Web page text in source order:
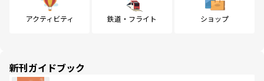
アクティビティ 鉄道・フライト ショップ
新刊ガイドブック